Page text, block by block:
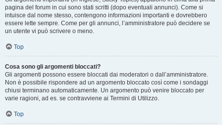
pagina del forum in cui sono stati scritti (dopo eventuali annunci). Come si
intuisce dal nome stesso, contengono informazioni importanti e dovrebbero
essere lette sempre. Come per gli annunci, l’amministratore può decidere se
un utente vi può scrivere o meno.
Top
Cosa sono gli argomenti bloccati?
Gli argomenti possono essere bloccati dai moderatori o dall’amministratore.
Non è possibile rispondere ad un argomento bloccato così come i sondaggi
chiusi terminano automaticamente. Un argomento può venire bloccato per
varie ragioni, ad es. se contravviene ai Termini di Utilizzo.
Top